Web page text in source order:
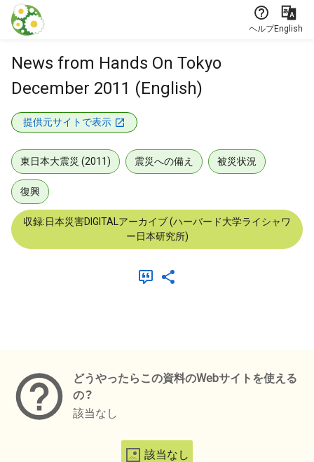
本文に飛ぶ
ヘルプEnglish
News from Hands On Tokyo
December 2011 (English)
提供元サイトで表示
東日本大震災 (2011) 震災への備え 被災状況
復興
収録:日本災害DIGITALアーカイブ (ハーバード大学ライシャワ
ー日本研究所)
どうやったらこの資料のWebサイトを使える
の？
該当なし
該当なし